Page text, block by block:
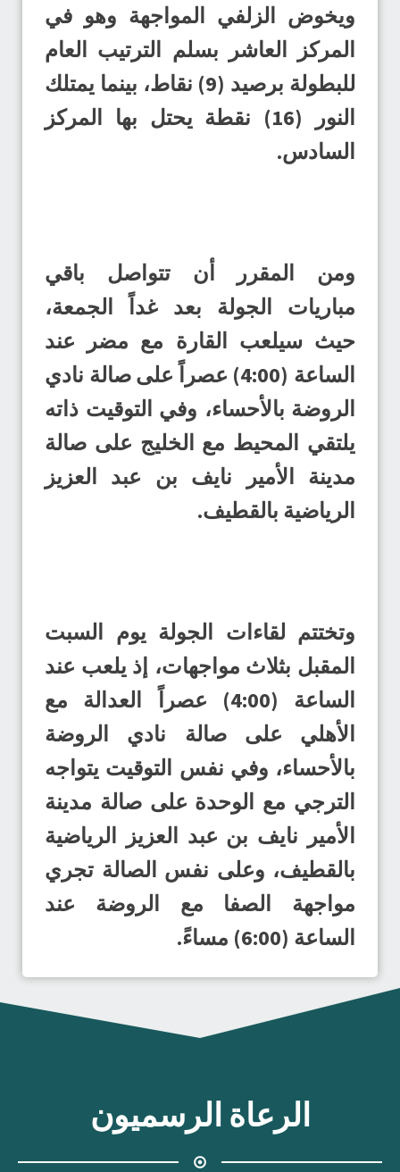
ويخوض الزلفي المواجهة وهو في
المركز العاشر بسلم الترتيب العام
للبطولة برصيد (9) نقاط، بينما يمتلك
النور (16) نقطة يحتل بها المركز
السادس.
ومن المقرر أن تتواصل باقي
مباريات الجولة بعد غداً الجمعة،
حيث سيلعب القارة مع مضر عند
الساعة (4:00) عصراً على صالة نادي
الروضة بالأحساء، وفي التوقيت ذاته
يلتقي المحيط مع الخليج على صالة
مدينة الأمير نايف بن عبد العزيز
الرياضية بالقطيف.
وتختتم لقاءات الجولة يوم السبت
المقبل بثلاث مواجهات، إذ يلعب عند
الساعة (4:00) عصراً العدالة مع
الأهلي على صالة نادي الروضة
بالأحساء، وفي نفس التوقيت يتواجه
الترجي مع الوحدة على صالة مدينة
الأمير نايف بن عبد العزيز الرياضية
بالقطيف، وعلى نفس الصالة تجري
مواجهة الصفا مع الروضة عند
الساعة (6:00) مساءً.
الرعاة الرسميون